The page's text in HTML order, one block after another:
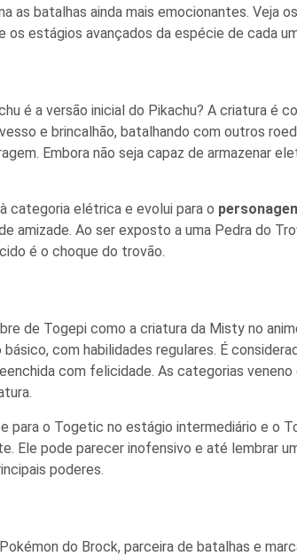
as batalhas ainda mais emocionantes. Veja
os estágios avançados da espécie de cada
é a versão inicial do Pikachu? A criatura é
e brincalhão, batalhando com outros
Embora não seja capaz de armazenar
categoria elétrica e evolui para o
amizade. Ao ser exposto a uma Pedra do
é o choque do trovão.
de Togepi como a criatura da Misty no
com habilidades regulares. É
com felicidade. As categorias
para o Togetic no estágio intermediário e o
Ele pode parecer inofensivo e até lembrar
poderes.
do Brock, parceira de batalhas e